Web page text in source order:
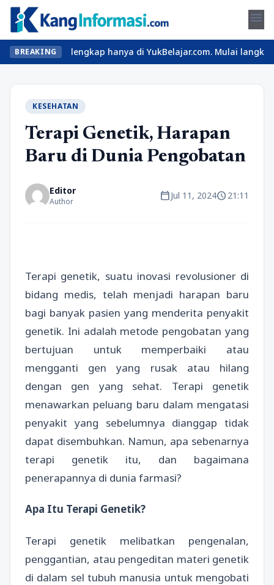
menu
BREAKINGlengkap hanya di YukBelajar.com. Mulai langkah
KESEHATAN
Terapi Genetik, Harapan
Baru di Dunia Pengobatan
Editor
Author calendar_todayJul 11, 2024schedule21:11
Terapi genetik, suatu inovasi revolusioner di
bidang medis, telah menjadi harapan baru
bagi banyak pasien yang menderita penyakit
genetik. Ini adalah metode pengobatan yang
bertujuan untuk memperbaiki atau
mengganti gen yang rusak atau hilang
dengan gen yang sehat. Terapi genetik
menawarkan peluang baru dalam mengatasi
penyakit yang sebelumnya dianggap tidak
dapat disembuhkan. Namun, apa sebenarnya
terapi genetik itu, dan bagaimana
penerapannya di dunia farmasi?
Apa Itu Terapi Genetik?
Terapi genetik melibatkan pengenalan,
penggantian, atau pengeditan materi genetik
di dalam sel tubuh manusia untuk mengobati